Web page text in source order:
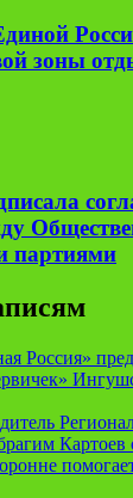
зоны
партиями
Россия»
Картоев